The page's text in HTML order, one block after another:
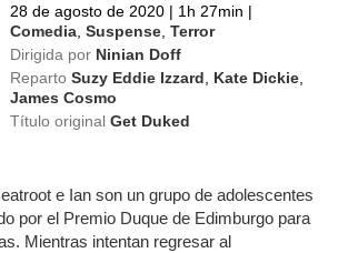
28 de agosto de 2020 | 1h 27min |
Comedia ,Suspense ,Terror
Dirigida por Ninian Doff
Reparto Suzy Eddie Izzard Kate Dickie
James Cosmo
Título originalGet Duked
e Ian son un grupo de adolescentes
por el Premio Duque de Edimburgo para
Mientras intentan regresar al